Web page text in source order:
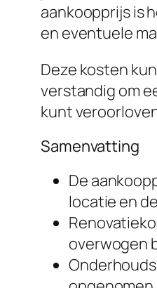
aankoopprijs is
en eventuele
Deze kosten
verstandig om
kunt
Samenvatting
De
locatie en
overwogen